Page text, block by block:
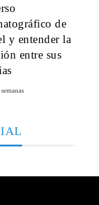
de
y entender la
entre sus